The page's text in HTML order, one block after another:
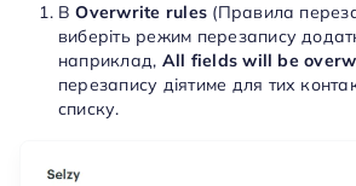
ВOverwrite rules (Правила
виберіть режим перезапису
наприклад, All fields will be
перезапису діятиме для тих
списку.